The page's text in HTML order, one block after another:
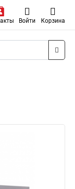
Войти Корзина